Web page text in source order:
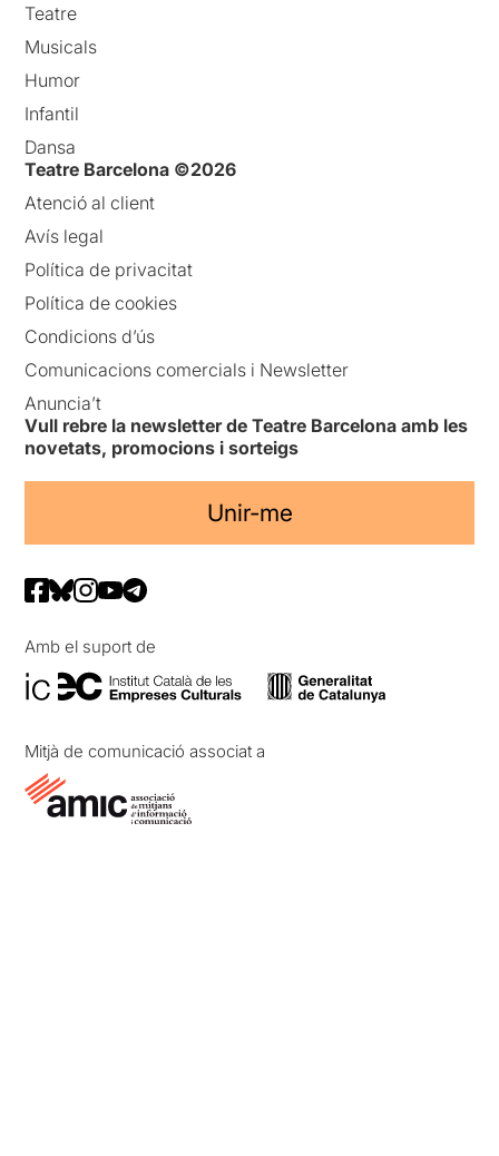
Teatre
Musicals
Humor
Infantil
Dansa
Teatre Barcelona ©2026
Atenció al client
Avís legal
Política de privacitat
Política de cookies
Condicions d’ús
Comunicacions comercials i Newsletter
Anuncia’t
Vull rebre la newsletter de Teatre Barcelona amb les
novetats, promocions i sorteigs
Unir-me
Amb el suport de
Mitjà de comunicació associat a